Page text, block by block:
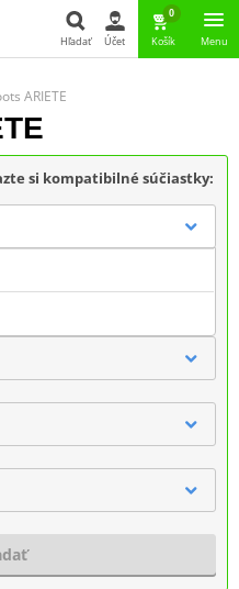
Hľadať Účet
0
Košík Menu
ARIETE
si kompatibilné súčiastky: